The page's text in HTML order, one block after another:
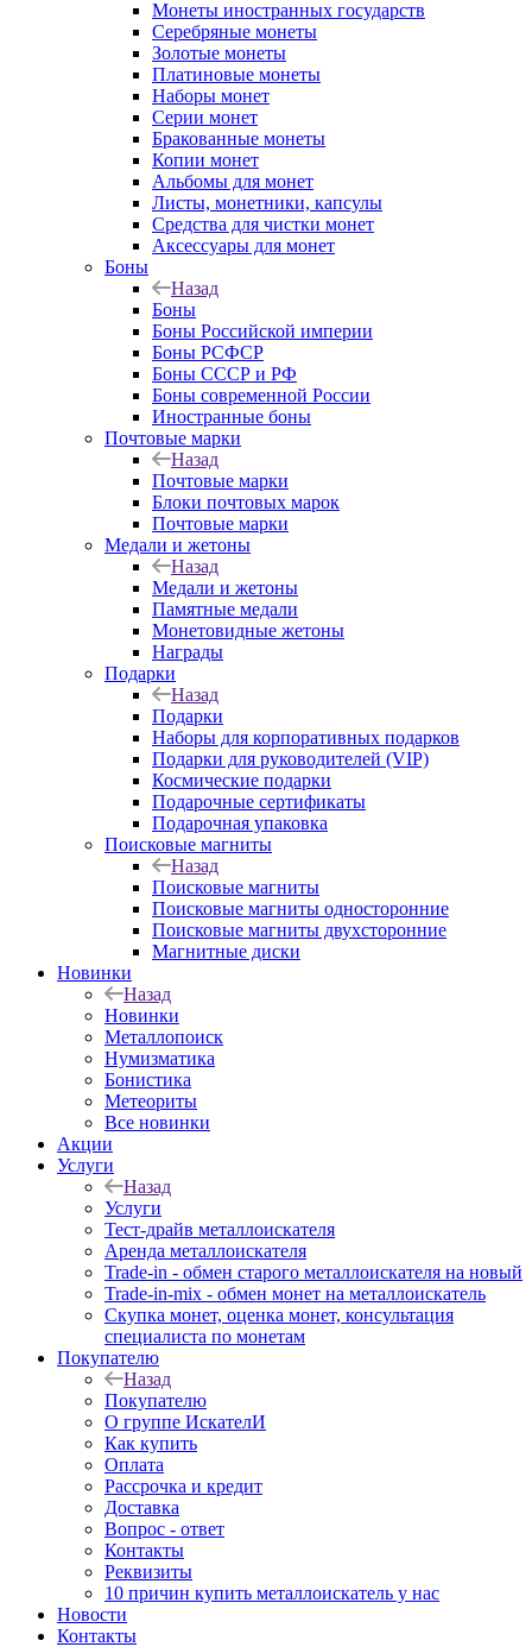
Монеты иностранных государств
Серебряные монеты
Золотые монеты
Платиновые монеты
Наборы монет
Серии монет
Бракованные монеты
Копии монет
Альбомы для монет
Листы, монетники, капсулы
Средства для чистки монет
Аксессуары для монет
Боны
Назад
Боны
Боны Российской империи
Боны РСФСР
Боны СССР и РФ
Боны современной России
Иностранные боны
Почтовые марки
Назад
Почтовые марки
Блоки почтовых марок
Почтовые марки
Медали и жетоны
Назад
Медали и жетоны
Памятные медали
Монетовидные жетоны
Награды
Подарки
Назад
Подарки
Наборы для корпоративных подарков
Подарки для руководителей (VIP)
Космические подарки
Подарочные сертификаты
Подарочная упаковка
Поисковые магниты
Назад
Поисковые магниты
Поисковые магниты односторонние
Поисковые магниты двухсторонние
Магнитные диски
Новинки
Назад
Новинки
Металлопоиск
Нумизматика
Бонистика
Метеориты
Все новинки
Акции
Услуги
Назад
Услуги
Тест-драйв металлоискателя
Аренда металлоискателя
Trade-in - обмен старого металлоискателя на новый
Trade-in-mix - обмен монет на металлоискатель
Скупка монет, оценка монет, консультация
специалиста по монетам
Покупателю
Назад
Покупателю
О группе ИскателИ
Как купить
Оплата
Рассрочка и кредит
Доставка
Вопрос - ответ
Контакты
Реквизиты
10 причин купить металлоискатель у нас
Новости
Контакты